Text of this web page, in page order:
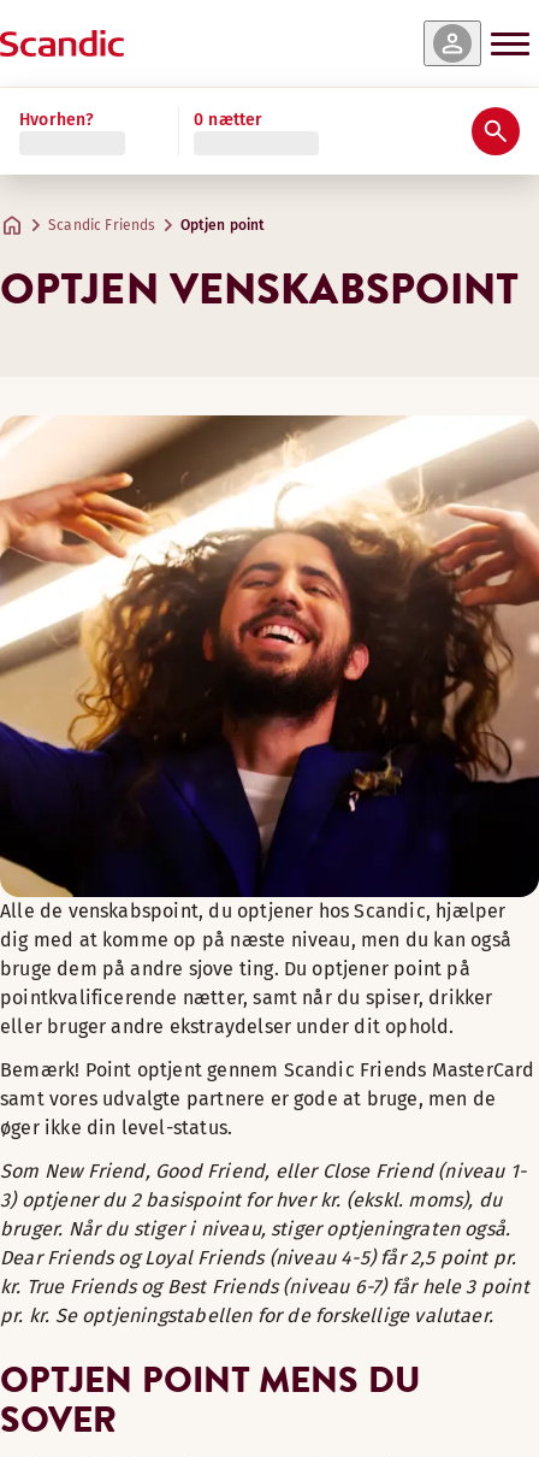
Hvorhen? 0 nætter
Scandic Friends Optjen point
OPTJEN VENSKABSPOINT
Alle de venskabspoint, du optjener hos Scandic, hjælper
dig med at komme op på næste niveau, men du kan også
bruge dem på andre sjove ting. Du optjener point på
pointkvalificerende nætter, samt når du spiser, drikker
eller bruger andre ekstraydelser under dit ophold.
Bemærk! Point optjent gennem Scandic Friends MasterCard
samt vores udvalgte partnere er gode at bruge, men de
øger ikke din level-status.
Som New Friend, Good Friend, eller Close Friend (niveau 1-
3) optjener du 2 basispoint for hver kr. (ekskl. moms), du
bruger. Når du stiger i niveau, stiger optjeningraten også.
Dear Friends og Loyal Friends (niveau 4-5) får 2,5 point pr.
kr. True Friends og Best Friends (niveau 6-7) får hele 3 point
pr. kr. Se optjeningstabellen for de forskellige valutaer.
OPTJEN POINT MENS DU
SOVER